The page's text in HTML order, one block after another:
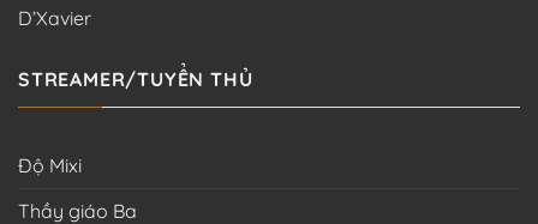
D’Xavier
STREAMER/TUYỂN THỦ
Độ Mixi
Thầy giáo Ba